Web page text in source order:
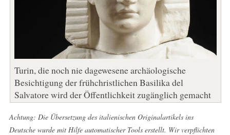
Turin, die noch nie dagewesene archäologische
Besichtigung der frühchristlichen Basilika del
Salvatore wird der Öffentlichkeit zugänglich gemacht
Achtung: Die Übersetzung des italienischen Originalartikels ins
Deutsche wurde mit Hilfe automatischer Tools erstellt. Wir verpflichten